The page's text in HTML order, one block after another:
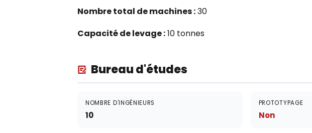
Nombre total de machines :30
Capacité de levage :10 tonnes
Bureau d'études
NOMBRE D'INGÉNIEURS
10
PROTOTYPAGE
Non